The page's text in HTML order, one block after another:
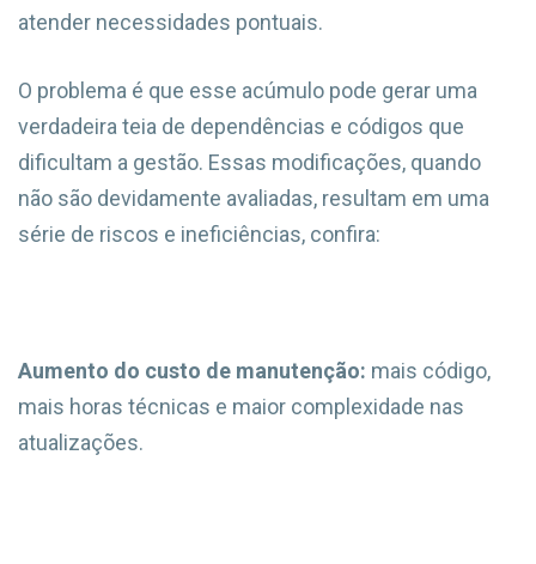
atender necessidades pontuais.
O problema é que esse acúmulo pode gerar uma
verdadeira teia de dependências e códigos que
dificultam a gestão. Essas modificações, quando
não são devidamente avaliadas, resultam em uma
série de riscos e ineficiências, confira:
Aumento do custo de manutenção: mais código,
mais horas técnicas e maior complexidade nas
atualizações.